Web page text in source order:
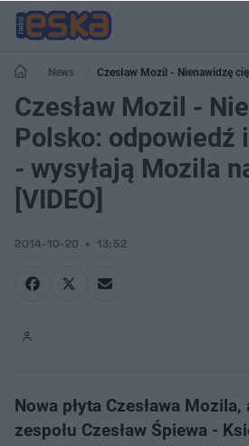
News
Czesław Mozil - Nienawidzę
internautów - wysyłają Mozila na Zachód [VIDEO]
Czesław Mozil -
Polsko: odpowiedź
- wysyłają Mozila
[VIDEO]
2014-10-20 13:52
Nowa płyta Czesława Mozila,
zespołu Czesław Śpiewa -